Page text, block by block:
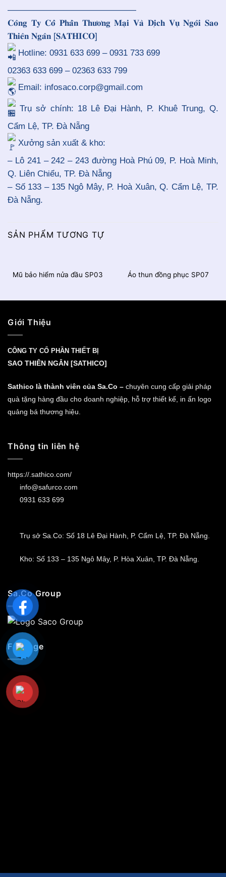
———————————————
𝐂𝐨̂𝐧𝐠 𝐓𝐲 𝐂𝐨̂̉ 𝐏𝐡𝐚̂̀𝐧 𝐓𝐡𝐮̛𝐨̛𝐧𝐠 𝐌𝐚̣𝐢 𝐕𝐚̀ 𝐃𝐢̣𝐜𝐡 𝐕𝐮̣ 𝐍𝐠𝐨̂𝐢 𝐒𝐚𝐨
𝐓𝐡𝐢𝐞̂𝐧 𝐍𝐠𝐚̂𝐧 [𝐒𝐀𝐓𝐇𝐈𝐂𝐎]
Hotline: 0931 633 699 – 0931 733 699
02363 633 699 – 02363 633 799
Email: infosaco.corp@gmail.com
Trụ sở chính: 18 Lê Đại Hành, P. Khuê Trung, Q.
Cẩm Lệ, TP. Đà Nẵng
Xưởng sản xuất & kho:
– Lô 241 – 242 – 243 đường Hoà Phú 09, P. Hoà Minh,
Q. Liên Chiểu, TP. Đà Nẵng
– Số 133 – 135 Ngô Mây, P. Hoà Xuân, Q. Cẩm Lệ, TP.
Đà Nẵng.
SẢN PHẨM TƯƠNG TỰ
Mũ bảo hiểm nửa đầu SP03 Áo thun đồng phục SP07
Giới Thiệu
CÔNG TY CỔ PHẦN THIẾT BỊ
SAO THIÊN NGÂN [SATHICO]
Sathico là thành viên của Sa.Co – chuyên cung cấp giải pháp
quà tặng hàng đầu cho doanh nghiệp, hỗ trợ thiết kế, in ấn logo
quảng bá thương hiệu.
Thông tin liên hệ
https://.sathico.com/
info@safurco.com
0931 633 699
Trụ sở Sa.Co: Số 18 Lê Đại Hành, P. Cẩm Lệ, TP. Đà Nẵng.
Kho: Số 133 – 135 Ngô Mây, P. Hòa Xuân, TP. Đà Nẵng.
Sa.Co Group
Fanpage